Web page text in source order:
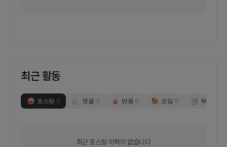
최근 활동
포스팅 0 댓글 0 반응 0 모임 0 부스
최근 포스팅 이력이 없습니다